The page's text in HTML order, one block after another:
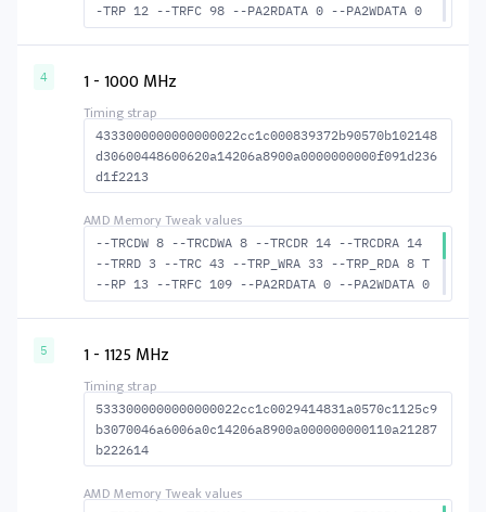
-TRP 12 --TRFC 98 --PA2RDATA 0 --PA2WDATA 0
--TFAW 4 --TCRCRL 1 --TCRCWL 5 --TFAW32 4 --
R 32 --RAS2RAS 98 --RP 29 --WRPLUSRP 32 --BU
4 1 - 1000 MHz
4333000000000000022cc1c000839372b90570b102148
d30600448600620a14206a8900a0000000000f091d236
d1f2213
--TRCDW 8 --TRCDWA 8 --TRCDR 14 --TRCDRA 14
--TRRD 3 --TRC 43 --TRP_WRA 33 --TRP_RDA 8 T
--RP 13 --TRFC 109 --PA2RDATA 0 --PA2WDATA 0
--TFAW 4 --TCRCRL 2 --TCRCWL 6 --TFAW32 4 --
R 35 --RAS2RAS 109 --RP 31 --WRPLUSRP 34 --B
5 1 - 1125 MHz
5333000000000000022cc1c0029414831a0570c1125c9
b3070046a6006a0c14206a8900a000000000110a21287
b222614